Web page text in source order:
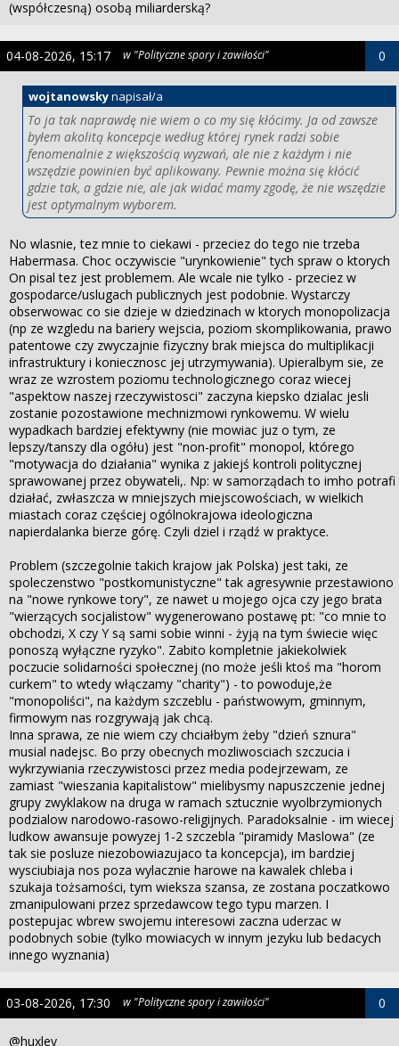
(współczesną) osobą miliarderską?
wojtanowskynapisał/a
To ja tak naprawdę nie wiem o co my się kłócimy. Ja od zawsze
byłem akolitą koncepcje według której rynek radzi sobie
fenomenalnie z większością wyzwań, ale nie z każdym i nie
wszędzie powinien być aplikowany. Pewnie można się kłócić
gdzie tak, a gdzie nie, ale jak widać mamy zgodę, że nie wszędzie
jest optymalnym wyborem.
No wlasnie, tez mnie to ciekawi - przeciez do tego nie trzeba
Habermasa. Choc oczywiscie "urynkowienie" tych spraw o ktorych
On pisal tez jest problemem. Ale wcale nie tylko - przeciez w
gospodarce/uslugach publicznych jest podobnie. Wystarczy
obserwowac co sie dzieje w dziedzinach w ktorych monopolizacja
(np ze wzgledu na bariery wejscia, poziom skomplikowania, prawo
patentowe czy zwyczajnie fizyczny brak miejsca do multiplikacji
infrastruktury i koniecznosc jej utrzymywania). Upieralbym sie, ze
wraz ze wzrostem poziomu technologicznego coraz wiecej
"aspektow naszej rzeczywistosci" zaczyna kiepsko dzialac jesli
zostanie pozostawione mechnizmowi rynkowemu. W wielu
wypadkach bardziej efektywny (nie mowiac juz o tym, ze
lepszy/tanszy dla ogółu) jest "non-profit" monopol, którego
"motywacja do działania" wynika z jakiejś kontroli politycznej
sprawowanej przez obywateli,. Np: w samorządach to imho potrafi
działać, zwłaszcza w mniejszych miejscowościach, w wielkich
miastach coraz częściej ogólnokrajowa ideologiczna
napierdalanka bierze górę. Czyli dziel i rządź w praktyce.
Problem (szczegolnie takich krajow jak Polska) jest taki, ze
spoleczenstwo "postkomunistyczne" tak agresywnie przestawiono
na "nowe rynkowe tory", ze nawet u mojego ojca czy jego brata
"wierzących socjalistow" wygenerowano postawę pt: "co mnie to
obchodzi, X czy Y są sami sobie winni - żyją na tym świecie więc
ponoszą wyłączne ryzyko". Zabito kompletnie jakiekolwiek
poczucie solidarności społecznej (no może jeśli ktoś ma "horom
curkem" to wtedy włączamy "charity") - to powoduje,że
"monopoliści", na każdym szczeblu - państwowym, gminnym,
firmowym nas rozgrywają jak chcą.
Inna sprawa, ze nie wiem czy chciałbym żeby "dzień sznura"
musial nadejsc. Bo przy obecnych mozliwosciach szczucia i
wykrzywiania rzeczywistosci przez media podejrzewam, ze
zamiast "wieszania kapitalistow" mielibysmy napuszczenie jednej
grupy zwyklakow na druga w ramach sztucznie wyolbrzymionych
podzialow narodowo-rasowo-religijnych. Paradoksalnie - im wiecej
ludkow awansuje powyzej 1-2 szczebla "piramidy Maslowa" (ze
tak sie posluze niezobowiazujaco ta koncepcja), im bardziej
wysciubiaja nos poza wylacznie harowe na kawalek chleba i
szukaja tożsamości, tym wieksza szansa, ze zostana poczatkowo
zmanipulowani przez sprzedawcow tego typu marzen. I
postepujac wbrew swojemu interesowi zaczna uderzac w
podobnych sobie (tylko mowiacych w innym jezyku lub bedacych
innego wyznania)
04-08-2026, 15:17 w "Polityczne spory i zawiłości" 0
@huxley
03-08-2026, 17:30 w "Polityczne spory i zawiłości" 0